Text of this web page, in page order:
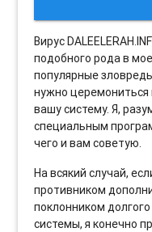
Вирус
подобного рода в
популярные
нужно церемониться
вашу систему. Я,
специальным
чего и вам советую.
На всякий случай,
противником
поклонником
системы, я конечно